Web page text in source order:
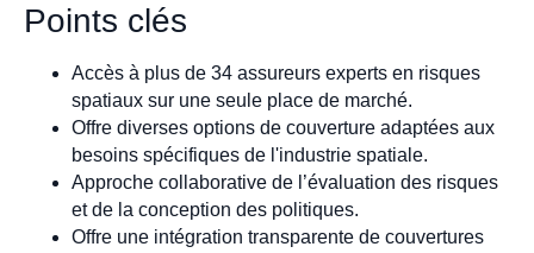
Points clés
Accès à plus de 34 assureurs experts en risques
spatiaux sur une seule place de marché.
Offre diverses options de couverture adaptées aux
besoins spécifiques de l'industrie spatiale.
Approche collaborative de l’évaluation des risques
et de la conception des politiques.
Offre une intégration transparente de couvertures